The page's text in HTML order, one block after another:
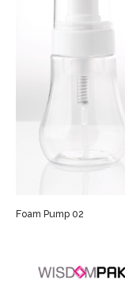
Foam Pump 02